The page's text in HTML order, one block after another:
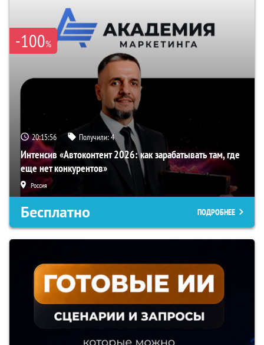
-100%
20:15:56 Получили:4
Интенсив «Автоконтент 2026: как зарабатывать там, где
еще нет конкурентов»
Россия
Бесплатно ПОДРОБНЕЕ